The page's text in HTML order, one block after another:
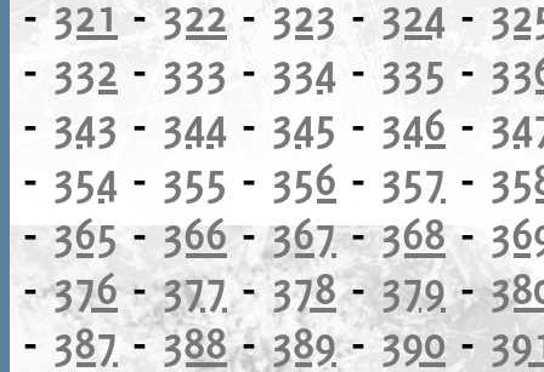
-321 -322 - 323 - 324 -
- 332 - 333 - 334 - 335 -
- 343 - 344 - 345 - 346 -
- 354 - 355 - 356 - 357 -
-365-366-367-368-
-376-377-378-379-
- 387-388-389-390-